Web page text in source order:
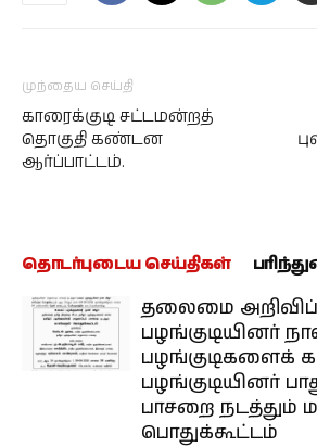
முந்தைய செய்தி
காரைக்குடி சட்டமன்றத்
தொகுதி கண்டன
ஆர்ப்பாட்டம்.
தொடர்புடைய செய்திகள்
தலைமை
பழங்குடியினர்
பழங்குடிகளைக்
பழங்குடியினர்
பாசறை நடத்தும்
பொதுக்கூட்டம்